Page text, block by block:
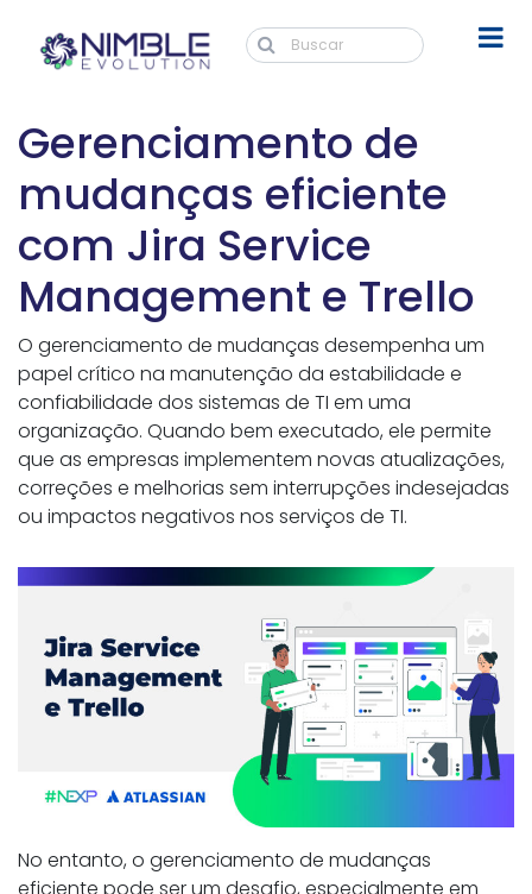
Gerenciamento de
mudanças eficiente
com Jira Service
Management e Trello
O gerenciamento de mudanças desempenha um
papel crítico na manutenção da estabilidade e
confiabilidade dos sistemas de TI em uma
organização. Quando bem executado, ele permite
que as empresas implementem novas atualizações,
correções e melhorias sem interrupções indesejadas
ou impactos negativos nos serviços de TI.
No entanto, o gerenciamento de mudanças
eficiente pode ser um desafio, especialmente em